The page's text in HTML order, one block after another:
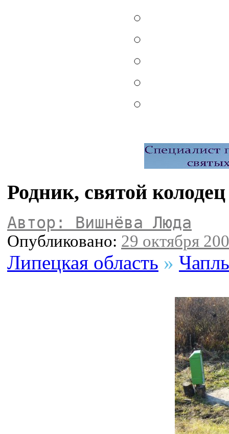
Родник, святой
Автор: Вишнёва Люда
Опубликовано: 29 октября
Липецкая область »